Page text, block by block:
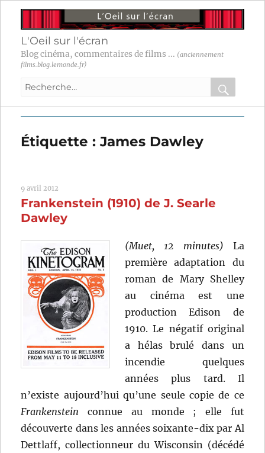
L'Oeil sur l'écran
Blog cinéma, commentaires de films ... (anciennement
films.blog.lemonde.fr)
Recherche
:
OK
Étiquette :James Dawley
9 avril 2012
Frankenstein (1910) de J. Searle
Dawley
(Muet, 12 minutes) La
première adaptation du
roman de Mary Shelley
au cinéma est une
production Edison de
1910. Le négatif original
a hélas brulé dans un
incendie quelques
années plus tard. Il
n’existe aujourd’hui qu’une seule copie de ce
Frankenstein connue au monde ; elle fut
découverte dans les années soixante-dix par Al
Dettlaff, collectionneur du Wisconsin (décédé